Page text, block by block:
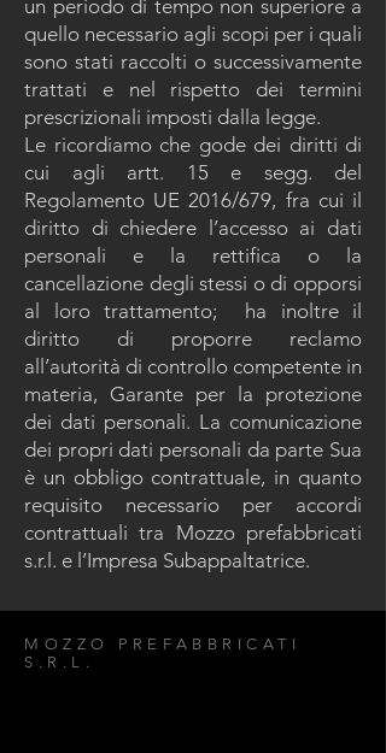
un periodo di tempo non superiore a
quello necessario agli scopi per i quali
sono stati raccolti o successivamente
trattati e nel rispetto dei termini
prescrizionali imposti dalla legge.
Le ricordiamo che gode dei diritti di
cui agli artt. 15 e segg. del
Regolamento UE 2016/679, fra cui il
diritto di chiedere l’accesso ai dati
personali e la rettifica o la
cancellazione degli stessi o di opporsi
al loro trattamento; ha inoltre il
diritto di proporre reclamo
all’autorità di controllo competente in
materia, Garante per la protezione
dei dati personali. La comunicazione
dei propri dati personali da parte Sua
è un obbligo contrattuale, in quanto
requisito necessario per accordi
contrattuali tra Mozzo prefabbricati
s.r.l. e l’Impresa Subappaltatrice.
MOZZO PREFABBRICATI
S.R.L.